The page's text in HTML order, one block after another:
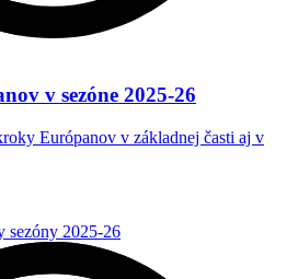
v sezóne 2025-26
Európanov v základnej časti aj v